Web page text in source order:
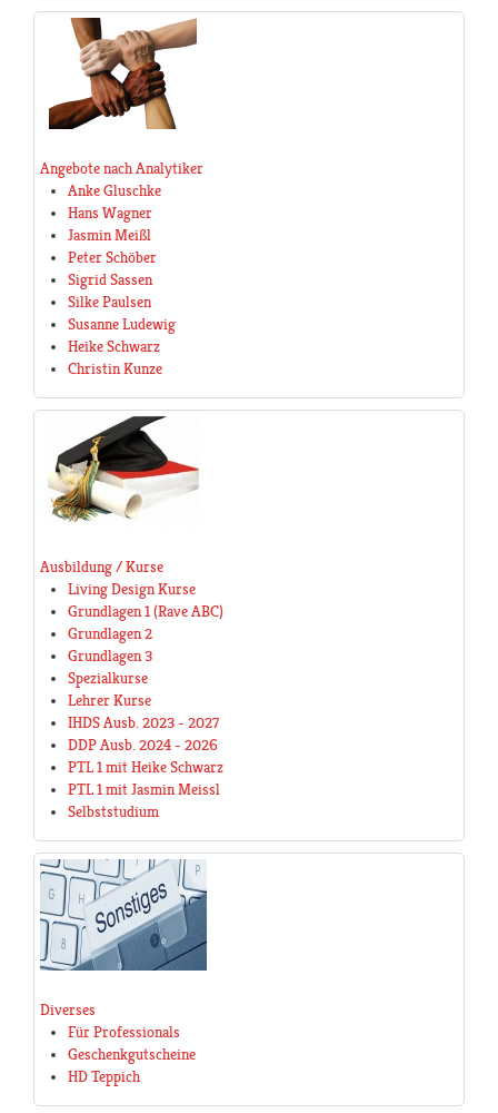
Angebote nach Analytiker
Anke Gluschke
Hans Wagner
Jasmin Meißl
Peter Schöber
Sigrid Sassen
Silke Paulsen
Susanne Ludewig
Heike Schwarz
Christin Kunze
Ausbildung / Kurse
Living Design Kurse
Grundlagen 1 (Rave ABC)
Grundlagen 2
Grundlagen 3
Spezialkurse
Lehrer Kurse
IHDS Ausb. 2023 - 2027
DDP Ausb. 2024 - 2026
PTL 1 mit Heike Schwarz
PTL 1 mit Jasmin Meissl
Selbststudium
Diverses
Für Professionals
Geschenkgutscheine
HD Teppich